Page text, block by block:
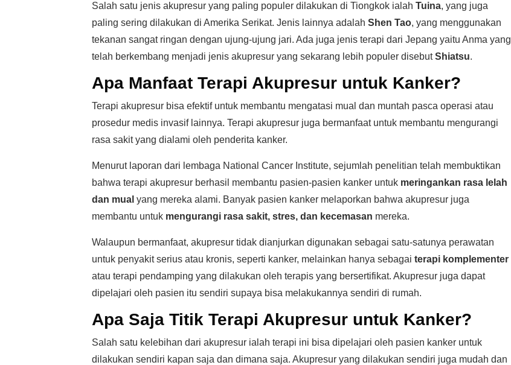
Salah satu jenis akupresur yang paling populer dilakukan di Tiongkok ialah Tuina, yang juga
paling sering dilakukan di Amerika Serikat. Jenis lainnya adalah Shen Tao, yang menggunakan
tekanan sangat ringan dengan ujung-ujung jari. Ada juga jenis terapi dari Jepang yaitu Anma yang
telah berkembang menjadi jenis akupresur yang sekarang lebih populer disebutShiatsu.
Apa Manfaat Terapi Akupresur untuk Kanker?
Terapi akupresur bisa efektif untuk membantu mengatasi mual dan muntah pasca operasi atau
prosedur medis invasif lainnya. Terapi akupresur juga bermanfaat untuk membantu mengurangi
rasa sakit yang dialami oleh penderita kanker.
Menurut laporan dari lembaga National Cancer Institute, sejumlah penelitian telah membuktikan
bahwa terapi akupresur berhasil membantu pasien-pasien kanker untuk meringankan rasa lelah
dan mual yang mereka alami. Banyak pasien kanker melaporkan bahwa akupresur juga
membantu untuk mengurangi rasa sakit, stres, dan kecemasan mereka.
Walaupun bermanfaat, akupresur tidak dianjurkan digunakan sebagai satu-satunya perawatan
untuk penyakit serius atau kronis, seperti kanker, melainkan hanya sebagai terapi komplementer
atau terapi pendamping yang dilakukan oleh terapis yang bersertifikat. Akupresur juga dapat
dipelajari oleh pasien itu sendiri supaya bisa melakukannya sendiri di rumah.
Apa Saja Titik Terapi Akupresur untuk Kanker?
Salah satu kelebihan dari akupresur ialah terapi ini bisa dipelajari oleh pasien kanker untuk
dilakukan sendiri kapan saja dan dimana saja. Akupresur yang dilakukan sendiri juga mudah dan